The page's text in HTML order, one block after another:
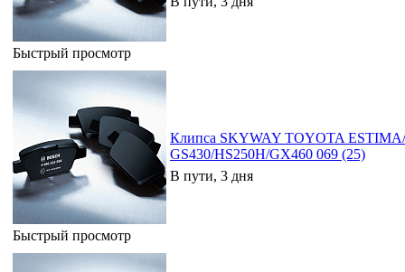
Быстрый просмотр
Быстрый просмотр
Клипса SKYWAY TOYOTA
GS430/HS250H/GX460 069 (25)
В пути, 3 дня